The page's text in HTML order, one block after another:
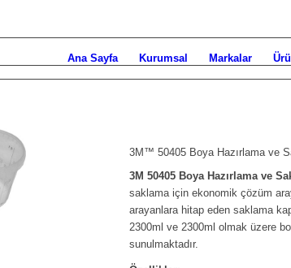
Ana Sayfa Kurumsal Markalar
3M™ 50405 Boya Hazırlama ve
3M 50405 Boya Hazırlama ve
saklama için ekonomik çözüm
arayanlara hitap eden saklama
2300ml ve 2300ml olmak üzere
sunulmaktadır.